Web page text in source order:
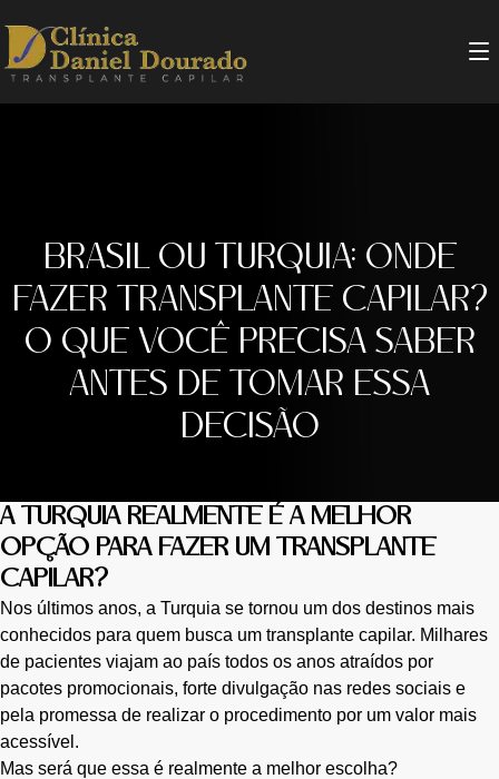
BRASIL OU TURQUIA: ONDE
FAZER TRANSPLANTE CAPILAR?
O QUE VOCÊ PRECISA SABER
ANTES DE TOMAR ESSA
DECISÃO
A TURQUIA REALMENTE É A MELHOR
OPÇÃO PARA FAZER UM TRANSPLANTE
CAPILAR?
Nos últimos anos, a Turquia se tornou um dos destinos mais
conhecidos para quem busca um transplante capilar. Milhares
de pacientes viajam ao país todos os anos atraídos por
pacotes promocionais, forte divulgação nas redes sociais e
pela promessa de realizar o procedimento por um valor mais
acessível.
Mas será que essa é realmente a melhor escolha?